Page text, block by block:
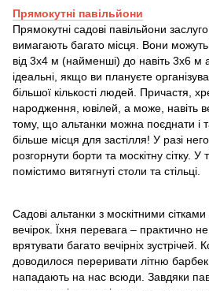
Прямокутні павільйони
Прямокутні садові павільйони
вимагають багато місця. Вони
від 3х4 м (найменші) до навіть 3х6 м
ідеальні, якщо ви плануєте
більшої кількості людей. Причастя,
народження, ювілей, а може, навіть
тому, що альтанки можна поєднати і
більше місця для застілля! У разі
розгорнути борти та москітну сітку. У
помістимо витягнуті столи та стільці.
Садові альтанки з москітними сітками
вечірок. Їхня перевага – практично
врятувати багато вечірніх
доводилося переривати літню
нападають на нас всюди. Завдяки